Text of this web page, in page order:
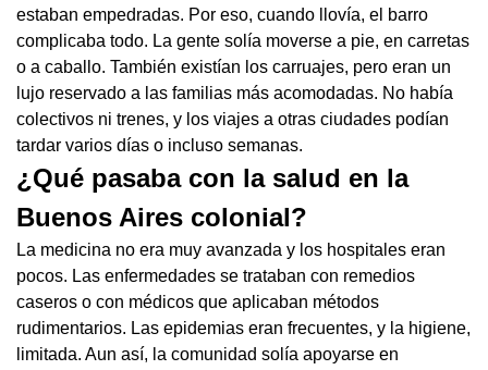
estaban empedradas. Por eso, cuando llovía, el barro
complicaba todo. La gente solía moverse a pie, en carretas
o a caballo. También existían los carruajes, pero eran un
lujo reservado a las familias más acomodadas. No había
colectivos ni trenes, y los viajes a otras ciudades podían
tardar varios días o incluso semanas.
¿Qué pasaba con la salud en la
Buenos Aires colonial?
La medicina no era muy avanzada y los hospitales eran
pocos. Las enfermedades se trataban con remedios
caseros o con médicos que aplicaban métodos
rudimentarios. Las epidemias eran frecuentes, y la higiene,
limitada. Aun así, la comunidad solía apoyarse en